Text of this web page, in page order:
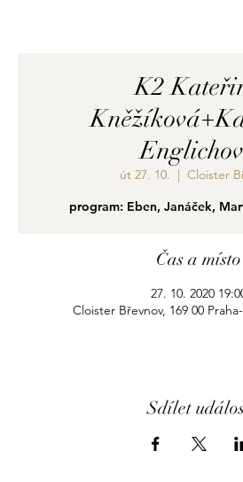
K2
út 27. 10.
  |
Cloister
program: Eben, Janáček,
Čas a místo
27. 10. 2020
Cloister Břevnov, 169 00
Sdílet